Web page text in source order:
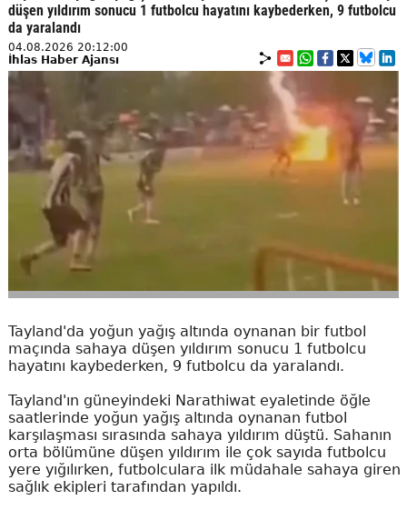
düşen yıldırım sonucu 1 futbolcu hayatını kaybederken, 9 futbolcu
da yaralandı
04.08.2026 20:12:00
İhlas Haber Ajansı
Tayland'da yoğun yağış altında oynanan bir futbol
maçında sahaya düşen yıldırım sonucu 1 futbolcu
hayatını kaybederken, 9 futbolcu da yaralandı.
Tayland'ın güneyindeki Narathiwat eyaletinde öğle
saatlerinde yoğun yağış altında oynanan futbol
karşılaşması sırasında sahaya yıldırım düştü. Sahanın
orta bölümüne düşen yıldırım ile çok sayıda futbolcu
yere yığılırken, futbolculara ilk müdahale sahaya giren
sağlık ekipleri tarafından yapıldı.